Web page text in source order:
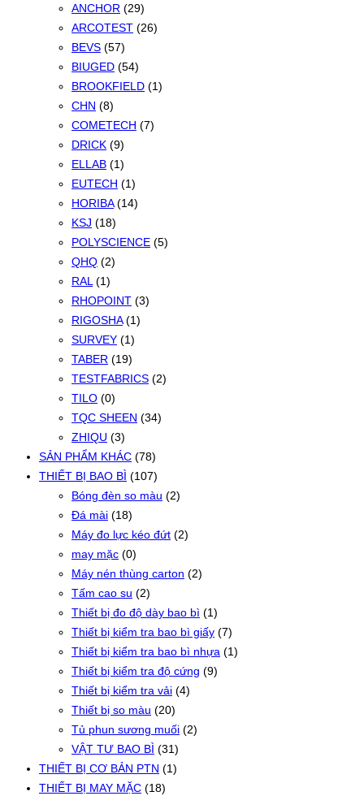
ANCHOR (29)
ARCOTEST (26)
BEVS (57)
BIUGED (54)
BROOKFIELD (1)
CHN (8)
COMETECH (7)
DRICK (9)
ELLAB (1)
EUTECH (1)
HORIBA (14)
KSJ (18)
POLYSCIENCE (5)
QHQ (2)
RAL (1)
RHOPOINT (3)
RIGOSHA (1)
SURVEY (1)
TABER (19)
TESTFABRICS (2)
TILO (0)
TQC SHEEN (34)
ZHIQU (3)
SẢN PHẨM KHÁC (78)
THIẾT BỊ BAO BÌ (107)
Bóng đèn so màu (2)
Đá mài (18)
Máy đo lực kéo đứt (2)
may mặc (0)
Máy nén thùng carton (2)
Tấm cao su (2)
Thiết bị đo độ dày bao bì (1)
Thiết bị kiểm tra bao bì giấy (7)
Thiết bị kiểm tra bao bì nhựa (1)
Thiết bị kiểm tra độ cứng (9)
Thiết bị kiểm tra vải (4)
Thiết bị so màu (20)
Tủ phun sương muối (2)
VẬT TƯ BAO BÌ (31)
THIẾT BỊ CƠ BẢN PTN (1)
THIẾT BỊ MAY MẶC (18)